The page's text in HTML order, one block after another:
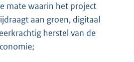
mate waarin het project
aan groen, digitaal
herstel van de